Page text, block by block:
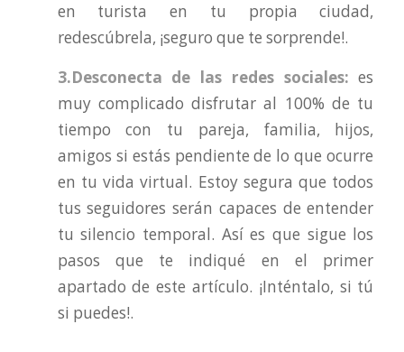
en turista en tu propia ciudad,
redescúbrela, ¡seguro que te sorprende!.
3.Desconecta de las redes sociales: es
muy complicado disfrutar al 100% de tu
tiempo con tu pareja, familia, hijos,
amigos si estás pendiente de lo que ocurre
en tu vida virtual. Estoy segura que todos
tus seguidores serán capaces de entender
tu silencio temporal. Así es que sigue los
pasos que te indiqué en el primer
apartado de este artículo. ¡Inténtalo, si tú
si puedes!.